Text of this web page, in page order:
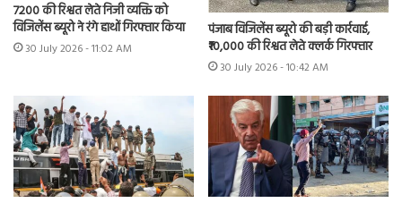
7200 की रिश्वत लेते निजी व्यक्ति को
विजिलेंस ब्यूरो ने रंगे हाथों गिरफ्तार किया
30 July 2026 - 11:02 AM
पंजाब विजिलेंस ब्यूरो की बड़ी कार्रवाई,
₹10,000 की रिश्वत लेते क्लर्क गिरफ्तार
30 July 2026 - 10:42 AM